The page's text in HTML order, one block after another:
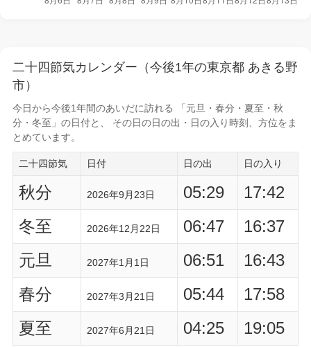
二十四節気カレンダー（今後1年の東京都 あきる野
市）
今日から今後1年間のあいだに訪れる 「元旦・春分・夏至・秋
分・冬至」の日付と、 その日の日の出・日の入り時刻
、方位をま
とめています。
二十四節気 日付 日の出 日の入り
秋分 2026年9月23日 05:29
17:42
冬至
2026年12月22日 06:47
16:37
元旦
2027年1月1日 06:51
16:43
春分
2027年3月21日 05:44
17:58
夏至
2027年6月21日 04:25 19:05